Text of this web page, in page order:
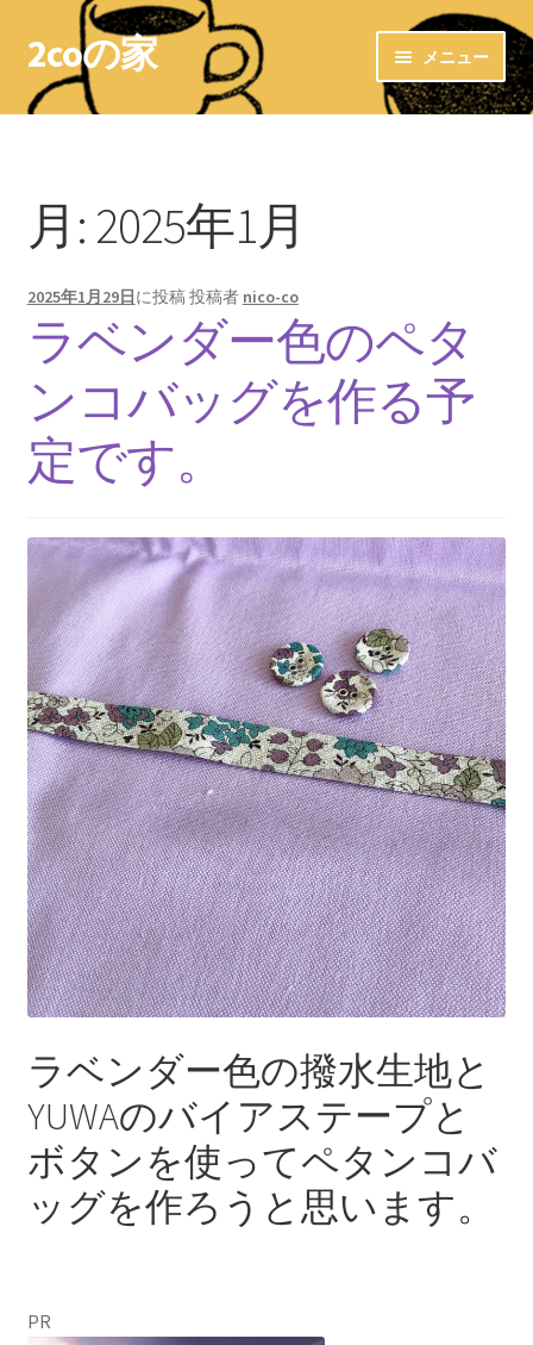
ナ
ビ
ゲ
ン
へ
キ
ッ
プ
コ
ン
テ
ス
キ
プ
2coの家 メニュー
ホーム
お気に入りショップ
＊布ナプキン＊
布ナプキン〜洗濯方法〜
＊＊ 防水ホルダー ＊＊
＊＊ 防水有 Lサイズ ＊＊
＊＊ 防水有５層（一体型） ＊＊
月: 2025年1月
2025年1月29日 に投稿投稿者 nico-co
ラベンダー色のペタ
ンコバッグを作る予
定です。
ラベンダー色の撥水生地と
YUWAのバイアステープと
ボタンを使ってペタンコバ
ッグを作ろうと思います。
PR